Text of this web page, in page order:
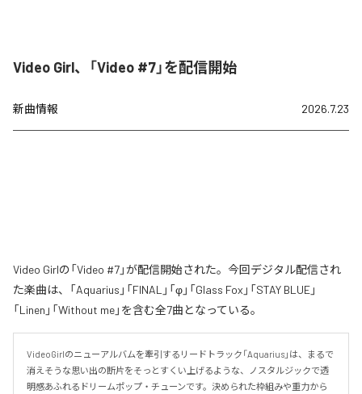
Video Girl、「Video #7」を配信開始
新曲情報 2026.7.23
Video Girlの「Video #7」が配信開始された。今回デジタル配信され
た楽曲は、「Aquarius」「FINAL」「φ」「Glass Fox」「STAY BLUE」
「Linen」「Without me」を含む全7曲となっている。
VideoGirlのニューアルバムを牽引するリードトラック「Aquarius」は、まるで
消えそうな思い出の断片をそっとすくい上げるような、ノスタルジックで透
明感あふれるドリームポップ・チューンです。決められた枠組みや重力から